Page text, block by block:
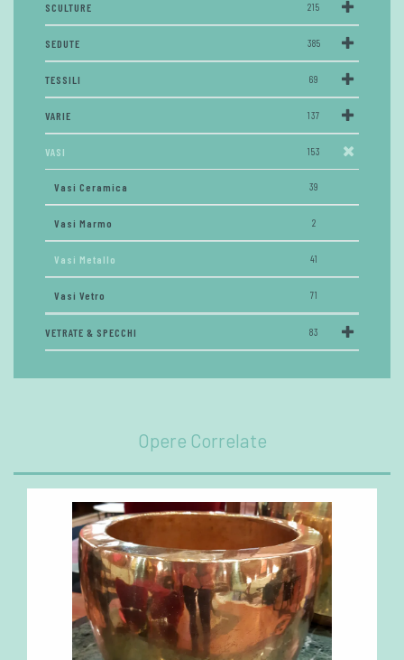
SCULTURE 215
SEDUTE 385
TESSILI 69
VARIE 137
VASI 153
Vasi Ceramica 39
Vasi Marmo 2
Vasi Metallo 41
Vasi Vetro 71
VETRATE & SPECCHI 83
Opere Correlate